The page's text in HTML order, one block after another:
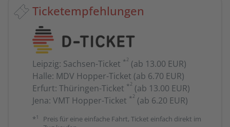
Ticketempfehlungen
Leipzig: Sachsen-Ticket *2 (ab 13.00 EUR)
Halle: MDV Hopper-Ticket (ab 6.70 EUR)
Erfurt: Thüringen-Ticket *2 (ab 13.00 EUR)
Jena: VMT Hopper-Ticket *2 (ab 6.20 EUR)
*1
Preis für eine einfache Fahrt, Ticket einfach direkt im